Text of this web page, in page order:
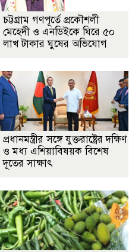
চট্টগ্রাম গণপূর্তে প্রকৌশলী
মেহেদী ও এনডিইকে ঘিরে ৫০
লাখ টাকার ঘুষের অভিযোগ
প্রধানমন্ত্রীর সঙ্গে যুক্তরাষ্ট্রের দক্ষিণ
ও মধ্য এশিয়াবিষয়ক বিশেষ
দূতের সাক্ষাৎ